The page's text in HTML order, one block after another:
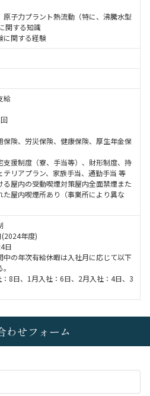
原子力プラント熱流動（特に、沸騰水型
関する知識
に関する経験
給
保険、労災保険、健康保険、厚生年金保
支援制度（寮、手当等）、財形制度、持
テリアプラン、家族手当、通勤手当 等
る屋内の受動喫煙対策屋内全面禁煙また
た屋内喫煙所あり（事業所により異な
年度)
日
中の年次有給休暇は入社月に応じて以下
8日、1月入社：6日、2月入社：4日、3
わせフォーム